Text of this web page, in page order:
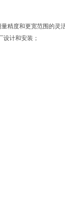
精度和更宽范围的灵
计和安装；